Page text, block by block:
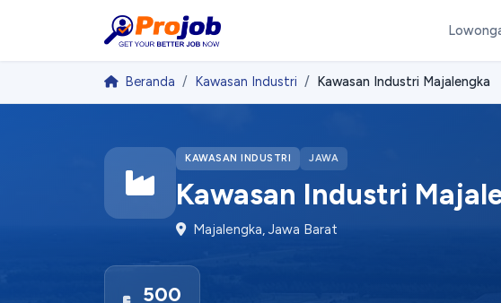
Beranda Kawasan Industri Kawasan Industri Majalengka
KAWASAN INDUSTRI JAWA
Kawasan Industri
Majalengka, Jawa Barat
500